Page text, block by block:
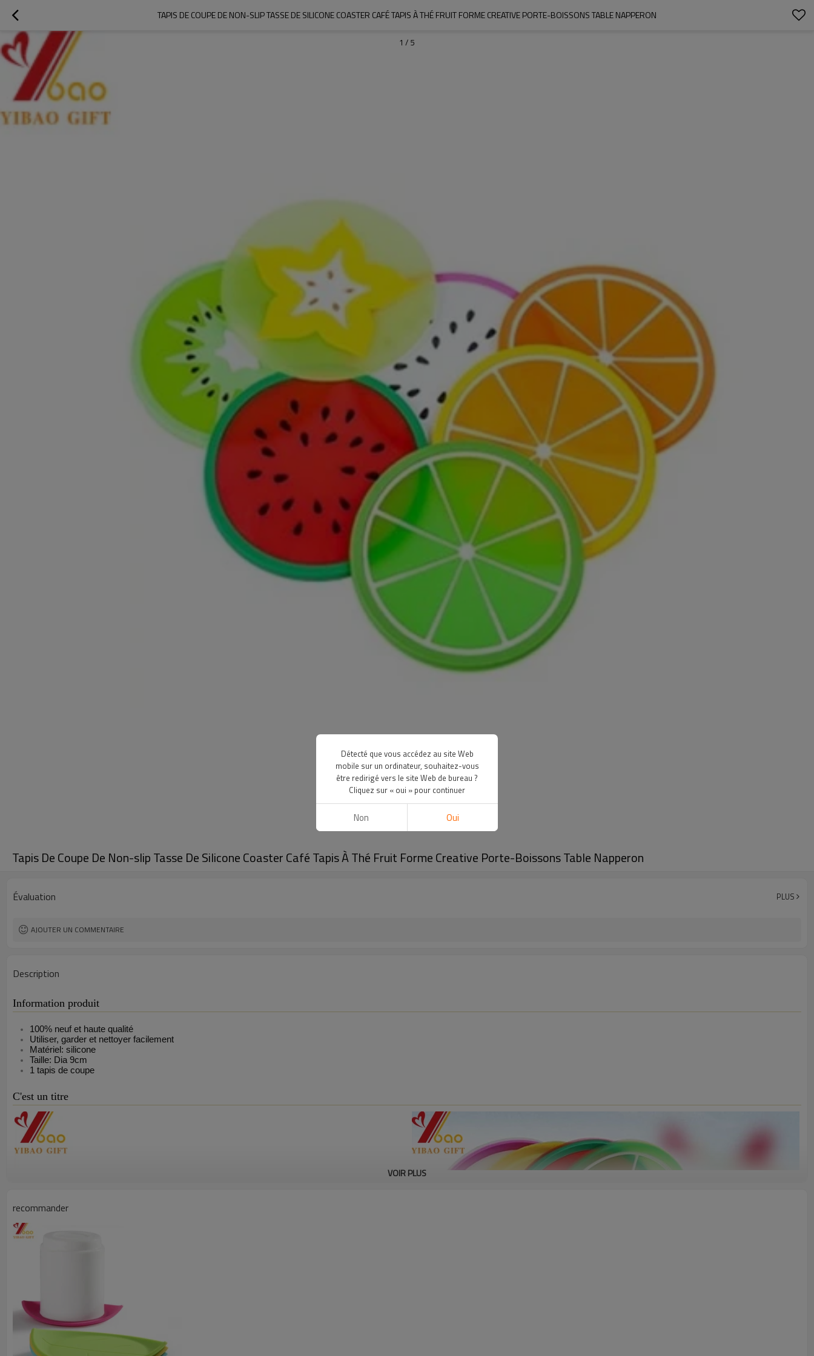
TAPIS DE COUPE DE NON-SLIP TASSE DE SILICONE COASTER CAFÉ TAPIS À THÉ FRUIT FORME CREATIVE PORTE-BOISSONS TABLE NAPPERON
1 / 5
Tapis De Coupe De Non-slip Tasse De Silicone Coaster Café Tapis À Thé Fruit Forme Creative Porte-Boissons Table Napperon
Évaluation PLUS
AJOUTER UN COMMENTAIRE
Description
Information produit
100% neuf et haute qualité
Utiliser, garder et nettoyer facilement
Matériel: silicone
Taille: Dia 9cm
1 tapis de coupe
C'est un titre
VOIR PLUS
recommander
Détecté que vous accédez au site Web
mobile sur un ordinateur, souhaitez-vous
être redirigé vers le site Web de bureau ?
Cliquez sur « oui » pour continuer
Non Oui